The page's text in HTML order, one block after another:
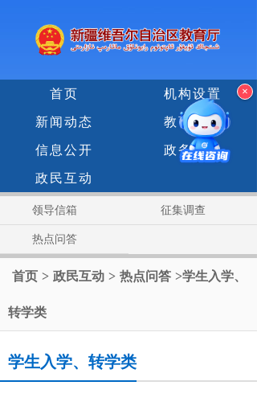
首页 机构设置
新闻动态 教育专题
信息公开 政务服务
政民互动
领导信箱 征集调查
热点问答
首页 > 政民互动 > 热点问答 >学生入学、
转学类
学生入学、转学类
×